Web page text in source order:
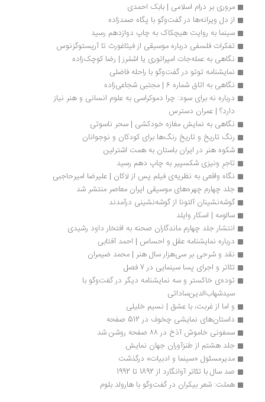
مروری بر درام اسلامی | بابک احمدی
از دل ویرانه‌ها در گفت‌وگو با پگاه صمدزاده
سینما به روایت هیچکاک به چاپ دوازدهم رسید
تفکرات فلسفی درباره موسیقی از فیثاغورث تا آریستوگزنوس
نگاهی به عمله‌جات امپراتوری یا اشمُرز | رضا کوچک‌زاده
نمایشنامه توتو در گفت‌وگو با راحله فاضلی
نگاهی به اتاق شماره 6 | مجتبی شجاعی‌زاده
درباره نه برای سود: چرا دموکراسی به علوم انسانی و هنر نیاز
دارد؟ | عمران دسترس
نگاهی به نمایش مغازه خودکشی | سحر ناسوتی
رنگ تاریخ‌ و تاریخ رنگ‌ها برای کودکان و نوجوانان
شکوه هنر در ایران باستان به همت اشترلین
تاجرِ ونیزی شکسپیر به چاپ دهم رسید
نگاه واقعی به نظریه‌ی فیلم پس از لاکان | علیرضا امیرحاجبی
جلد چهارم چهره‌های موسیقی ایران معاصر منتشر شد
گوشه‌نشینان آلتونا از گوشه‌نشینی درآمدند
سالومه | اسکار وایلد
انتشار جلد چهارم ماندگاران صحنه به افتخار داود رشیدی
درباره نمایشنامه عقل و احساس | احمد آفتابی
نقد و شرحی بر سی‌هزار سال هنر | محمد ضیمران
تئاتر و اجرای پسا سینمایی در 7 فصل
توده‌‌ی خاکستر و سه نمایشنامه‌ دیگر در گفت‌وگو با
سیدشهاب‌الدین‌ساداتی
و اما از غربت، با عشق | نسیم خلیلی
داستان‌های نمایشی چخوف در 512 صفحه
سمفونی خاموش آذخ در ۸۸ صفحه روشن شد
جلد هشتم از طنزآوران جهان نمایش
مدیرمسئول «سینما و ادبیات» درگذشت
صد سال با تئاتر آوانگارد از 1892 تا 1992
هملت: شعر بیکران در گفت‌وگو با هارولد بلوم